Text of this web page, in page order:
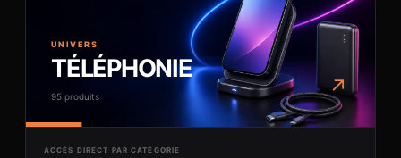
UNIVERS
TÉLÉPHONIE
95 produits ↗
ACCÈS DIRECT PAR CATÉGORIE